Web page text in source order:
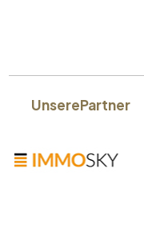
UnserePartner